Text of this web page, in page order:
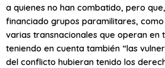
a quienes no han combatido, pero
financiado grupos paramilitares,
varias transnacionales que operan en
teniendo en cuenta también “las
del conflicto hubieran tenido los